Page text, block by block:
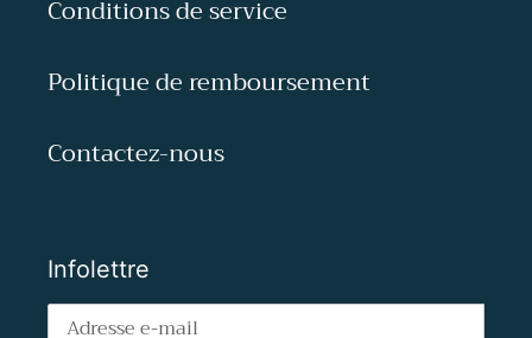
Conditions de service
Politique de remboursement
Contactez-nous
Infolettre